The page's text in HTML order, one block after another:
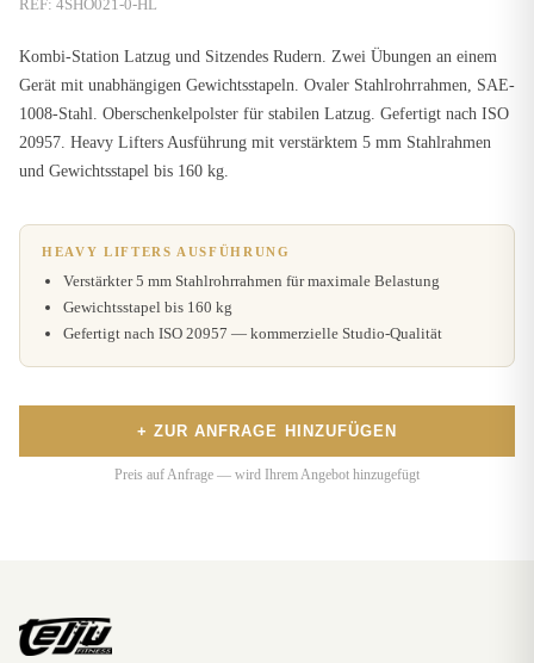
REF: 4SHO021-0-HL
Kombi-Station Latzug und Sitzendes Rudern. Zwei Übungen an einem
Gerät mit unabhängigen Gewichtsstapeln. Ovaler Stahlrohrrahmen, SAE-
1008-Stahl. Oberschenkelpolster für stabilen Latzug. Gefertigt nach ISO
20957. Heavy Lifters Ausführung mit verstärktem 5 mm Stahlrahmen
und Gewichtsstapel bis 160 kg.
HEAVY LIFTERS AUSFÜHRUNG
Verstärkter 5 mm Stahlrohrrahmen für maximale Belastung
Gewichtsstapel bis 160 kg
Gefertigt nach ISO 20957 — kommerzielle Studio-Qualität
+ ZUR ANFRAGE HINZUFÜGEN
Preis auf Anfrage — wird Ihrem Angebot hinzugefügt